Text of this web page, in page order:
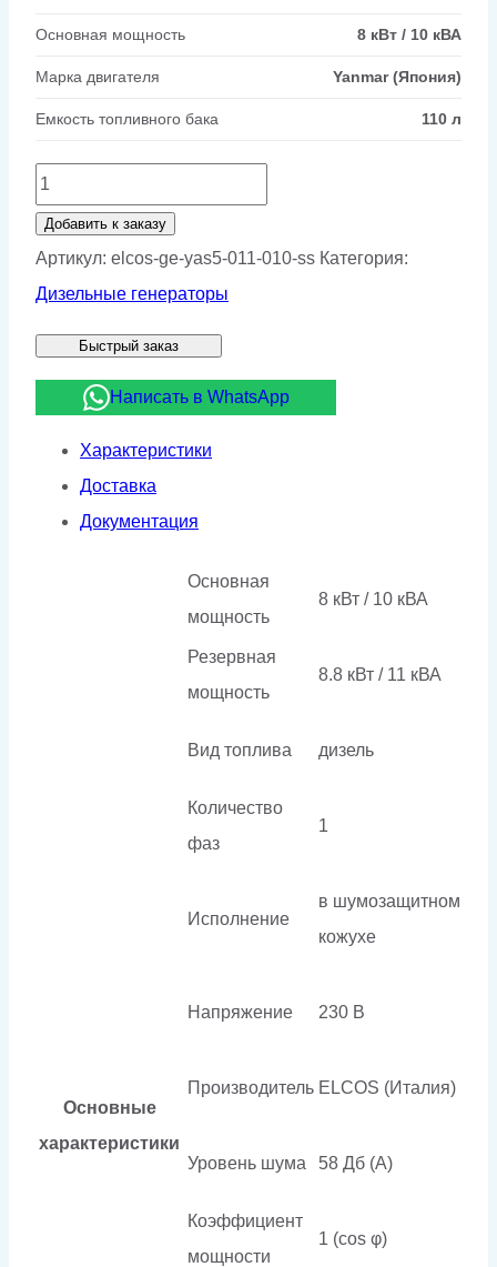
Основная мощность 8 кВт / 10 кВА
Марка двигателя Yanmar (Япония)
Емкость топливного бака 110 л
Количество
товара
Дизельный
генератор
GE.YAS5.011/010.SS
Добавить к заказу
Артикул: elcos-ge-yas5-011-010-ss Категория:
Дизельные генераторы
Быстрый заказ
Написать в WhatsApp
Характеристики
Доставка
Документация
Основные
характеристики
Основная
мощность
8 кВт / 10 кВА
Резервная
мощность
8.8 кВт / 11 кВА
Вид топлива дизель
Количество
фаз
1
Исполнение
в шумозащитном
кожухе
Напряжение 230 В
Производитель ELCOS (Италия)
Уровень шума 58 Дб (А)
Коэффициент
мощности
1 (cos φ)